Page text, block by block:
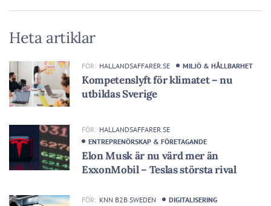
Heta artiklar
FÖR: HALLANDSAFFARER.SE MILJÖ & HÅLLBARHET
Kompetenslyft för klimatet – nu
utbildas Sverige
FÖR: HALLANDSAFFARER.SE
ENTREPRENÖRSKAP & FÖRETAGANDE
Elon Musk är nu värd mer än
ExxonMobil – Teslas största rival
FÖR: KNN B2B SWEDEN DIGITALISERING